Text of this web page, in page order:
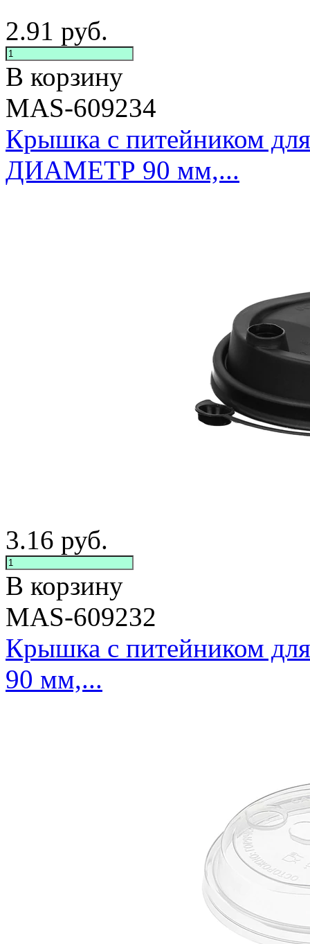
2.91 руб.
В корзину
MAS-609234
Крышка с питейником
ДИАМЕТР 90 мм,...
3.16 руб.
В корзину
MAS-609232
Крышка с питейником
90 мм,...